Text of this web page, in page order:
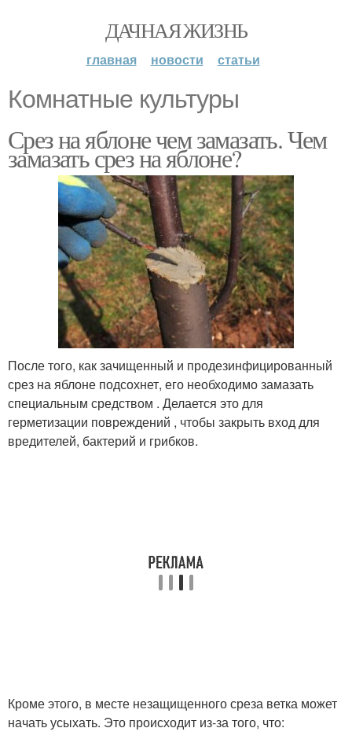
ДАЧНАЯ ЖИЗНЬ
главная новости статьи
Комнатные культуры
Срез на яблоне чем замазать. Чем
замазать срез на яблоне?
После того, как зачищенный и продезинфицированный
срез на яблоне подсохнет, его необходимо замазать
специальным средством . Делается это для
герметизации повреждений , чтобы закрыть вход для
вредителей, бактерий и грибков.
Кроме этого, в месте незащищенного среза ветка может
начать усыхать. Это происходит из-за того, что: